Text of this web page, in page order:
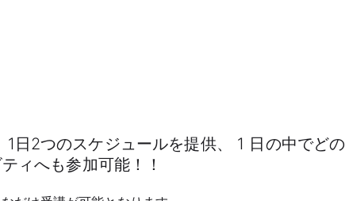
1日2つのスケジュールを提供、 1 日の中でどの
ィへも参加可能！！